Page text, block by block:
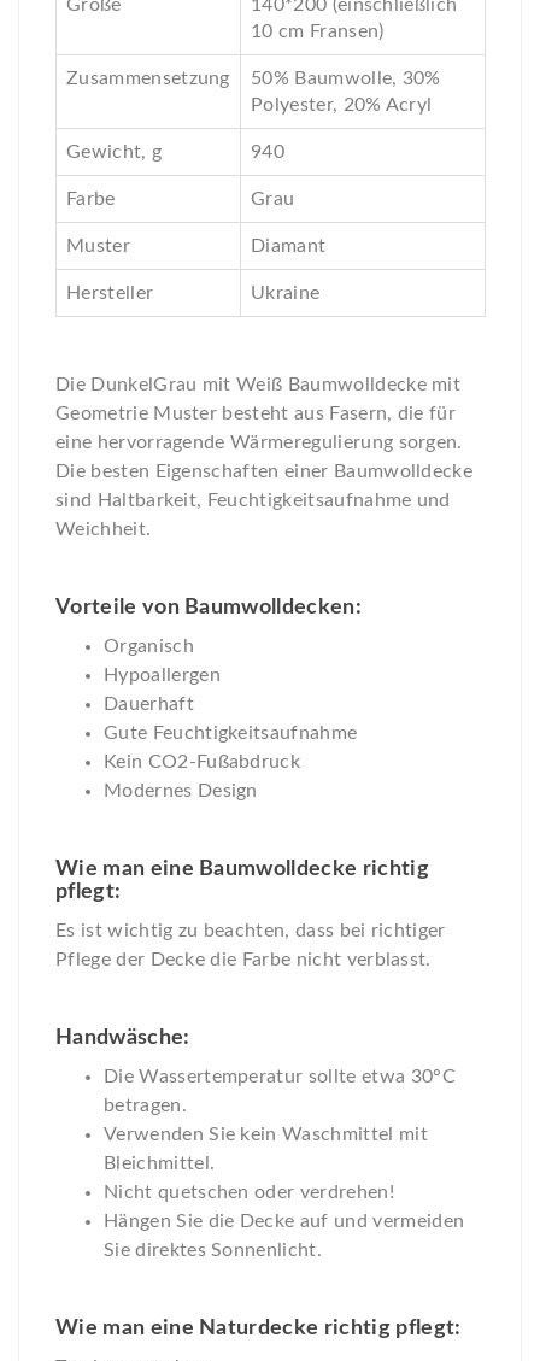
Größe
140*200 (einschließlich
10 cm Fransen)
Zusammensetzung
50% Baumwolle, 30%
Polyester, 20% Acryl
Gewicht, g 940
Farbe Grau
Muster Diamant
Hersteller Ukraine
Die DunkelGrau mit Weiß Baumwolldecke mit
Geometrie Muster besteht aus Fasern, die für
eine hervorragende Wärmeregulierung sorgen.
Die besten Eigenschaften einer Baumwolldecke
sind Haltbarkeit, Feuchtigkeitsaufnahme und
Weichheit.
Vorteile von Baumwolldecken:
Organisch
Hypoallergen
Dauerhaft
Gute Feuchtigkeitsaufnahme
Kein CO2-Fußabdruck
Modernes Design
Wie man eine Baumwolldecke richtig
pflegt:
Es ist wichtig zu beachten, dass bei richtiger
Pflege der Decke die Farbe nicht verblasst.
Handwäsche:
Die Wassertemperatur sollte etwa 30°C
betragen.
Verwenden Sie kein Waschmittel mit
Bleichmittel.
Nicht quetschen oder verdrehen!
Hängen Sie die Decke auf und vermeiden
Sie direktes Sonnenlicht.
Wie man eine Naturdecke richtig pflegt: